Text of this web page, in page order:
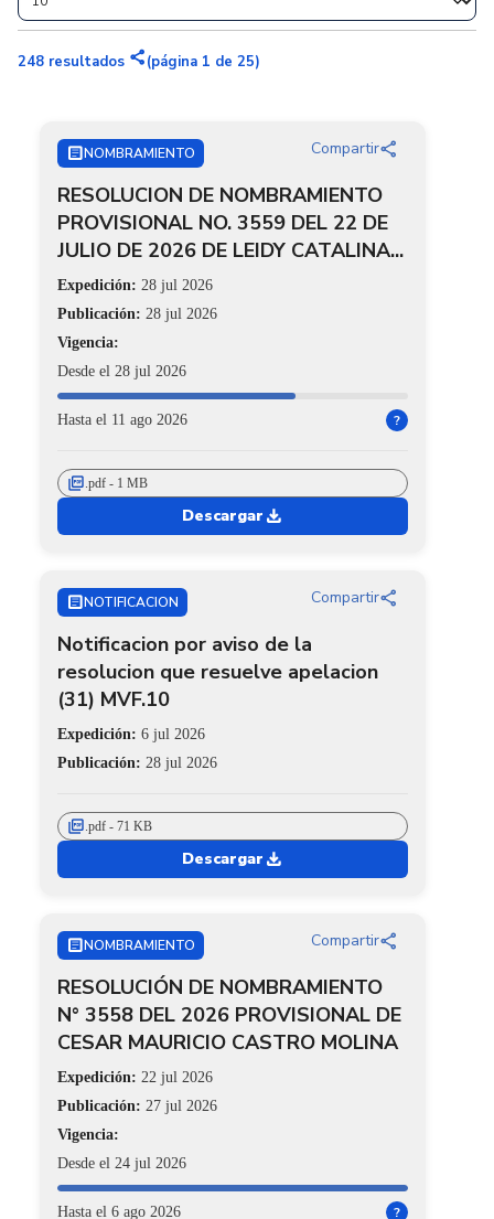
248 resultados share(página 1 de 25)
ARTICLENOMBRAMIENTO Compartirshare
RESOLUCION DE NOMBRAMIENTO
PROVISIONAL NO. 3559 DEL 22 DE
JULIO DE 2026 DE LEIDY CATALINA...
Expedición: 28 jul 2026
Publicación: 28 jul 2026
Vigencia:
Desde el 28 jul 2026
Hasta el 11 ago 2026 ?
picture_as_pdf.pdf - 1 MB
Descargar download
ARTICLENOTIFICACION Compartirshare
Notificacion por aviso de la
resolucion que resuelve apelacion
(31) MVF.10
Expedición: 6 jul 2026
Publicación: 28 jul 2026
picture_as_pdf.pdf - 71 KB
Descargar download
ARTICLENOMBRAMIENTO Compartirshare
RESOLUCIÓN DE NOMBRAMIENTO
N° 3558 DEL 2026 PROVISIONAL DE
CESAR MAURICIO CASTRO MOLINA
Expedición: 22 jul 2026
Publicación: 27 jul 2026
Vigencia:
Desde el 24 jul 2026
Hasta el 6 ago 2026 ?